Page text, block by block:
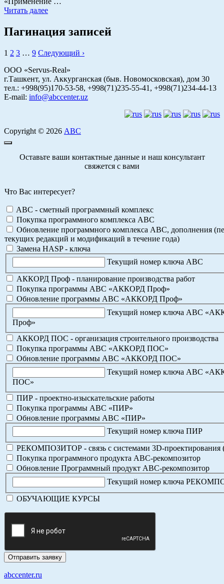
Читать далее
Пагинация записей
1 2 3 … 9 Следующий ›
ООО «Servus-Real»
г.Ташкент, ул. Аккурганская (быв. Новомосковская), дом 30
тел.: +998(95)170-53-58, +998(71)235-55-41, +998(71)234-44-13
E-mail: info@abccenter.uz
Copyright © 2026 АВС
Оставьте ваши контактные данные и наш консультант
свяжется с вами
Что Вас интересует?
ABC - сметный программный комплекс
Покупка программного комплекса АВС
Обновление программного комплекса АВС, дополнения
текущих редакций и модификаций в течение года)
Замена HASP - ключа
Текущий номер ключа АВС
АККОРД Проф - планирование производства работ
Покупка программы АВС «АККОРД Проф»
Обновление программы АВС «АККОРД Проф»
Текущий номер ключа АВС
Проф»
АККОРД ПОС - организация строительного производства
Покупка программы АВС «АККОРД ПОС»
Обновление программы АВС «АККОРД ПОС»
Текущий номер ключа АВС
ПОС»
ПИР - проектно-изыскательские работы
Покупка программы АВС «ПИР»
Обновление программы АВС «ПИР»
Текущий номер ключа ПИР
РЕКОМПОЗИТОР - связь с системами 3D-проектирования
Покупка программного продукта АВС-рекомпозитор
Обновление Программный продукт АВС-рекомпозитор
Текущий номер ключа
ОБУЧАЮЩИЕ КУРСЫ
abccenter.ru